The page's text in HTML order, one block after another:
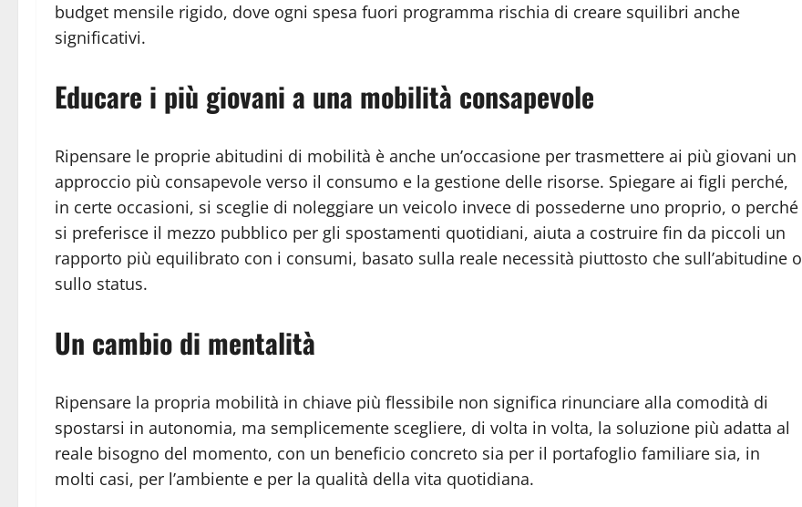
budget mensile rigido, dove ogni spesa fuori programma rischia di creare squilibri anche
significativi.
Educare i più giovani a una mobilità consapevole
Ripensare le proprie abitudini di mobilità è anche un’occasione per trasmettere ai più giovani un
approccio più consapevole verso il consumo e la gestione delle risorse. Spiegare ai figli perché,
in certe occasioni, si sceglie di noleggiare un veicolo invece di possederne uno proprio, o perché
si preferisce il mezzo pubblico per gli spostamenti quotidiani, aiuta a costruire fin da piccoli un
rapporto più equilibrato con i consumi, basato sulla reale necessità piuttosto che sull’abitudine o
sullo status.
Un cambio di mentalità
Ripensare la propria mobilità in chiave più flessibile non significa rinunciare alla comodità di
spostarsi in autonomia, ma semplicemente scegliere, di volta in volta, la soluzione più adatta al
reale bisogno del momento, con un beneficio concreto sia per il portafoglio familiare sia, in
molti casi, per l’ambiente e per la qualità della vita quotidiana.